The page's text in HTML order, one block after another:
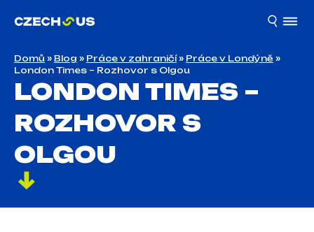
Domů » Blog » Práce v zahraničí» Práce v Londýně »
London Times – Rozhovor s Olgou
LONDON TIMES –
ROZHOVOR S
OLGOU